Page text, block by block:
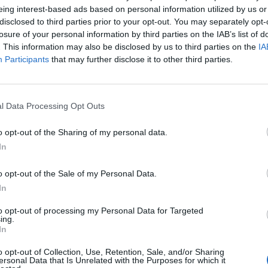
interest-based ads based on personal information utilized by us
to third parties prior to your opt-out. You may separately
of your personal information by third parties on the IAB’s list of
This information may also be disclosed by us to third parties on the
Participants that may further disclose it to other third parties.
Data Processing Opt Outs
opt-out of the Sharing of my personal data.
opt-out of the Sale of my Personal Data.
opt-out of processing my Personal Data for Targeted
opt-out of Collection, Use, Retention, Sale, and/or Sharing
Data that Is Unrelated with the Purposes for which it
– Δείτε τι έπαθε μία οικογένεια
- 5 Ιουνίου 2025
επίσκεψη σε σπήλαιο στις επισκέψεις σε νοσοκομεία
για μία πολυμελή οικογένεια που μολύνθηκε από
ο οποίος μεταδίδεται από τις...
Αυτή είναι η νέα πανδημία που
να αντιμετωπίσουμε προσεχώς
πανδημία της COVID-19 και οι επιστήμονες
ότι κι άλλη, νέα πανδημία είναι...
Candida auris – Δύσκολη η
του ακόμα και με
- 12 Μαΐου 2022